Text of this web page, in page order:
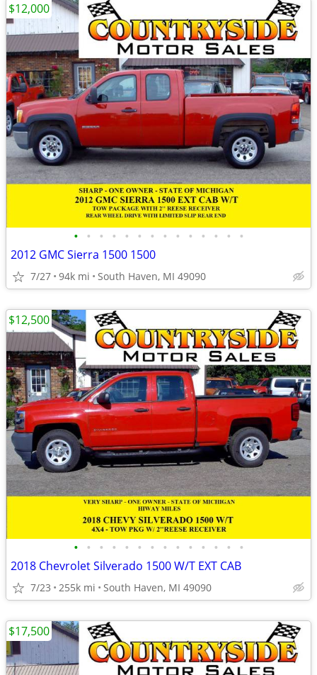
• • • • • • • • • • • • • •
2012 GMC Sierra 1500 1500
7/27 94k mi South Haven, MI 49090
$12,000
• • • • • • • • • • • • • •
2018 Chevrolet Silverado 1500 W/T EXT CAB
7/23 255k mi South Haven, MI 49090
$12,500
$17,500